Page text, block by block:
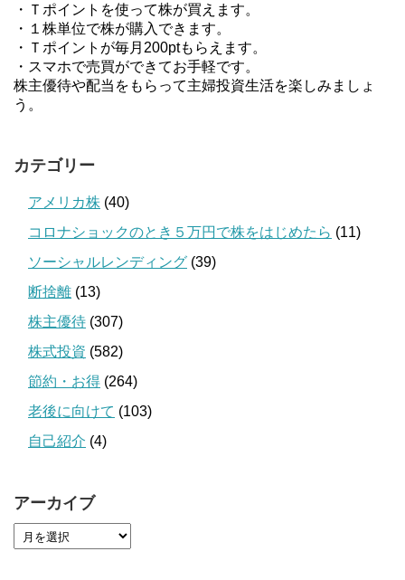
・Ｔポイントを使って株が買えます。
・１株単位で株が購入できます。
・Ｔポイントが毎月200ptもらえます。
・スマホで売買ができてお手軽です。
株主優待や配当をもらって主婦投資生活を楽しみましょ
う。
カテゴリー
アメリカ株 (40)
コロナショックのとき５万円で株をはじめたら (11)
ソーシャルレンディング (39)
断捨離 (13)
株主優待 (307)
株式投資 (582)
節約・お得 (264)
老後に向けて (103)
自己紹介 (4)
アーカイブ